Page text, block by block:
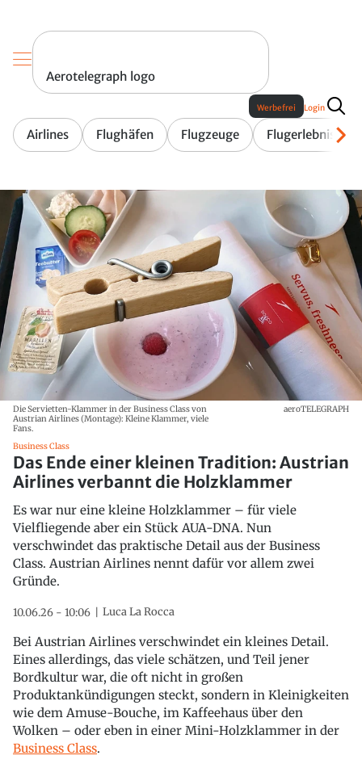
Aerotelegraph logo
Airlines Flughäfen Flugzeuge Flugerlebnis
Werbefrei Login
Die Servietten-Klammer in der Business Class von
Austrian Airlines (Montage): Kleine Klammer, viele
Fans.
aeroTELEGRAPH
Business Class
Das Ende einer kleinen Tradition: Austrian
Airlines verbannt die Holzklammer
Es war nur eine kleine Holzklammer – für viele
Vielfliegende aber ein Stück AUA-DNA. Nun
verschwindet das praktische Detail aus der Business
Class. Austrian Airlines nennt dafür vor allem zwei
Gründe.
10.06.26 - 10:06 Luca La Rocca
Bei Austrian Airlines verschwindet ein kleines Detail.
Eines allerdings, das viele schätzen, und Teil jener
Bordkultur war, die oft nicht in großen
Produktankündigungen steckt, sondern in Kleinigkeiten
wie dem Amuse-Bouche, im Kaffeehaus über den
Wolken – oder eben in einer Mini-Holzklammer in der
Business Class.